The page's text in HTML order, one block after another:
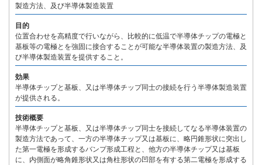
製造方法、及び半導体製造装置
目的
位置合わせを高精度で行いながら、比較的に低温で半導体チップの電極と
基板等の電極とを強固に接合することが可能な半導体装置の製造方法、及
び半導体製造装置を提供すること。
効果
半導体チップと基板、又は半導体チップ同士の接続を行う半導体製造装置
が提供される。
技術概要
半導体チップと基板、又は半導体チップ同士を接続してなる半導体装置の
製造方法であって、一方の半導体チップ又は基板に、略円錐形状に突出し
た第一電極を形成するバンプ形成工程と、他方の半導体チップ又は基板
に、内側面が略角錐形状又は角柱形状の凹部を有する第二電極を形成する